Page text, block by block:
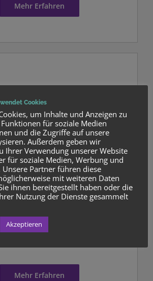
Mehr Erfahren
arbeiten nach höchsten
die wir regelmäßig
die Zertifizierung DIN ISO
9001:2015 nachweisen.
Mehr Erfahren
Cookies
um Inhalte und Anzeigen zu
für soziale Medien
und die Zugriffe auf unsere
Außerdem geben wir
Ihrer Verwendung unserer Website
für soziale Medien, Werbung und
Partner führen diese
mit weiteren Daten
ihnen bereitgestellt haben oder die
Nutzung der Dienste gesammelt
Akzeptieren